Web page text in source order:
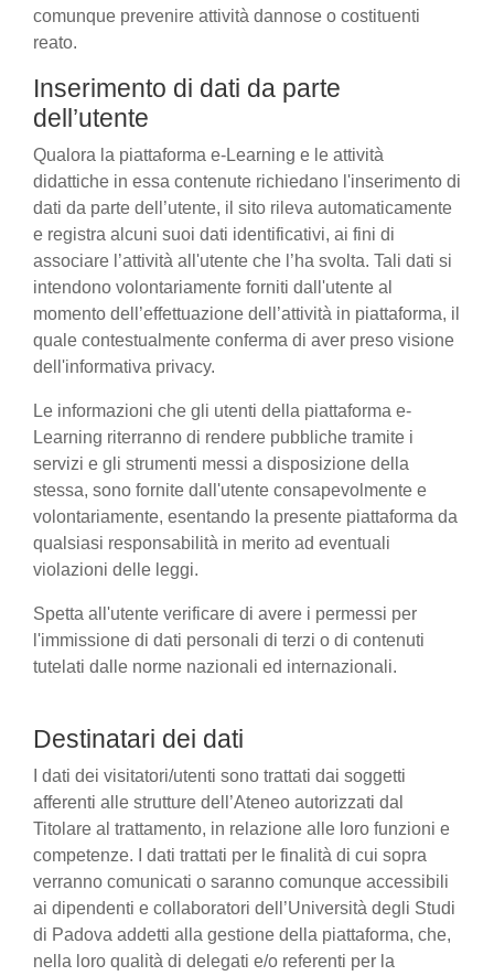
comunque prevenire attività dannose o costituenti
reato.
Inserimento di dati da parte
dell’utente
Qualora la piattaforma e-Learning e le attività
didattiche in essa contenute richiedano l'inserimento di
dati da parte dell’utente, il sito rileva automaticamente
e registra alcuni suoi dati identificativi, ai fini di
associare l’attività all'utente che l’ha svolta. Tali dati si
intendono volontariamente forniti dall'utente al
momento dell’effettuazione dell’attività in piattaforma, il
quale contestualmente conferma di aver preso visione
dell'informativa privacy.
Le informazioni che gli utenti della piattaforma e-
Learning riterranno di rendere pubbliche tramite i
servizi e gli strumenti messi a disposizione della
stessa, sono fornite dall'utente consapevolmente e
volontariamente, esentando la presente piattaforma da
qualsiasi responsabilità in merito ad eventuali
violazioni delle leggi.
Spetta all'utente verificare di avere i permessi per
l'immissione di dati personali di terzi o di contenuti
tutelati dalle norme nazionali ed internazionali.
Destinatari dei dati
I dati dei visitatori/utenti sono trattati dai soggetti
afferenti alle strutture dell’Ateneo autorizzati dal
Titolare al trattamento, in relazione alle loro funzioni e
competenze. I dati trattati per le finalità di cui sopra
verranno comunicati o saranno comunque accessibili
ai dipendenti e collaboratori dell’Università degli Studi
di Padova addetti alla gestione della piattaforma, che,
nella loro qualità di delegati e/o referenti per la